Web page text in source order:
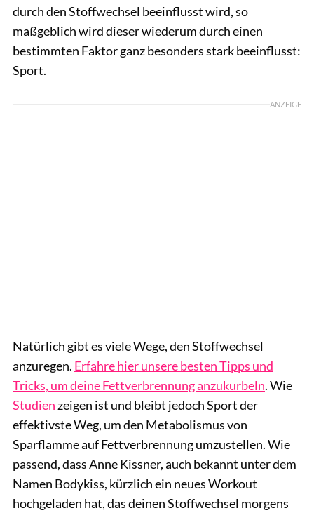
durch den Stoffwechsel beeinflusst wird, so
maßgeblich wird dieser wiederum durch einen
bestimmten Faktor ganz besonders stark beeinflusst:
Sport.
ANZEIGE
Natürlich gibt es viele Wege, den Stoffwechsel
anzuregen. Erfahre hier unsere besten Tipps und
Tricks, um deine Fettverbrennung anzukurbeln. Wie
Studienzeigen ist und bleibt jedoch Sport der
effektivste Weg, um den Metabolismus von
Sparflamme auf Fettverbrennung umzustellen. Wie
passend, dass Anne Kissner, auch bekannt unter dem
Namen Bodykiss, kürzlich ein neues Workout
hochgeladen hat, das deinen Stoffwechsel morgens